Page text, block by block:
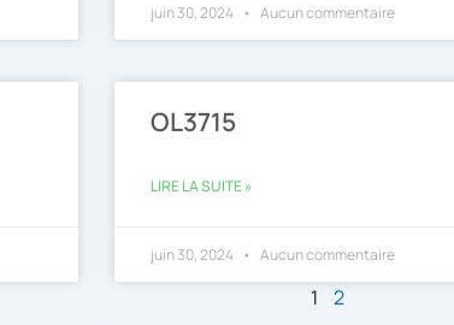
juin 30, 2024 Aucun commentaire
OL3715
LIRE LA SUITE »
juin 30, 2024 Aucun commentaire
1 2